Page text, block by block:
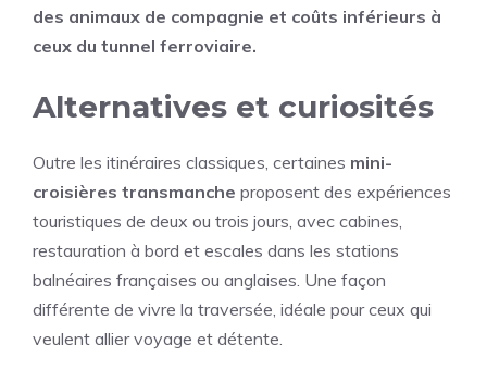
des animaux de compagnie et coûts inférieurs à
ceux du tunnel ferroviaire.
Alternatives et curiosités
Outre les itinéraires classiques, certaines mini-
croisières transmanche proposent des expériences
touristiques de deux ou trois jours, avec cabines,
restauration à bord et escales dans les stations
balnéaires françaises ou anglaises. Une façon
différente de vivre la traversée, idéale pour ceux qui
veulent allier voyage et détente.